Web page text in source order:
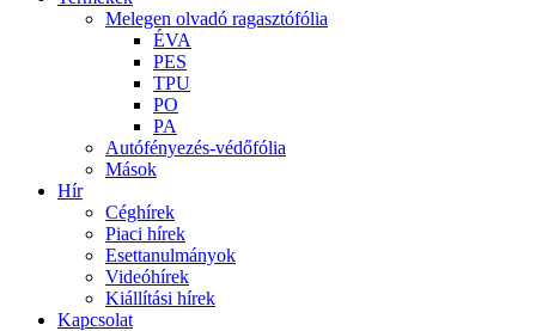
Melegen olvadó ragasztófólia
ÉVA
PES
TPU
PO
PA
Autófényezés-védőfólia
Mások
Hír
Céghírek
Piaci hírek
Esettanulmányok
Videóhírek
Kiállítási hírek
Kapcsolat